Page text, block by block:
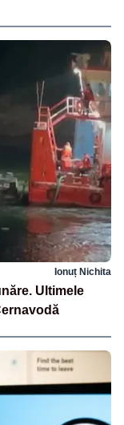
Ionuț Nichita
Ultimele